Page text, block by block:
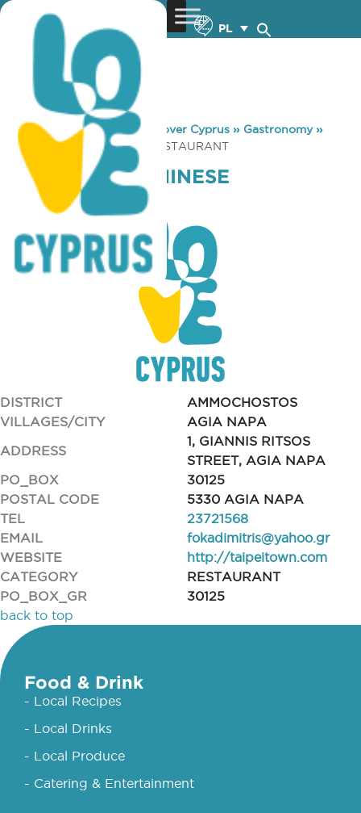
PL
You are here: Home »Discover Cyprus » Gastronomy»
TAIPEI TOWN CHINESE RESTAURANT
TAIPEI TOWN CHINESE
RESTAURANT
DISTRICT
AMMOCHOSTOS
VILLAGES/CITY
AGIA NAPA
ADDRESS
1, GIANNIS RITSOS
STREET, AGIA NAPA
PO_BOX
30125
POSTAL CODE
5330 AGIA NAPA
TEL
23721568
EMAIL
fokadimitris@yahoo.gr
WEBSITE
http://taipeitown.com
CATEGORY
RESTAURANT
PO_BOX_GR
30125
back to top
Food & Drink
- Local Recipes
- Local Drinks
- Local Produce
- Catering & Entertainment